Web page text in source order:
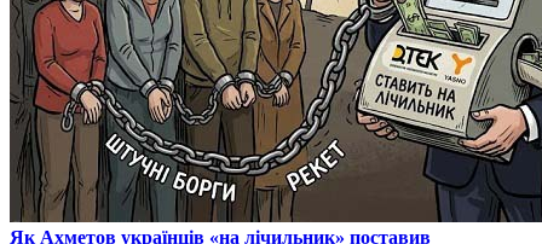
​Як Ахметов українців «на лічильник» поставив